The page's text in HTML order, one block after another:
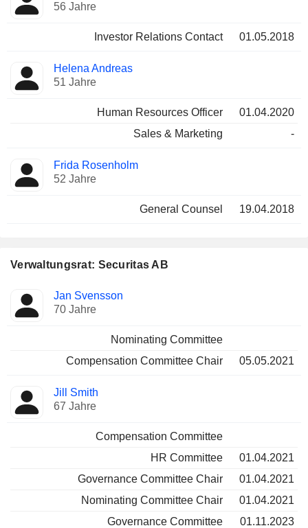
56 Jahre
Investor Relations Contact 01.05.2018
Helena Andreas
51 Jahre
Human Resources Officer
01.04.2020
Sales & Marketing
-
Frida Rosenholm
52 Jahre
General Counsel 19.04.2018
Verwaltungsrat: Securitas AB
Verwaltungsratsmitglied
Jan Svensson
70 Jahre
Nominating Committee
Compensation Committee Chair
05.05.2021
Jill Smith
67 Jahre
Compensation Committee
HR Committee
01.04.2021
Governance Committee Chair
01.04.2021
Nominating Committee Chair
01.04.2021
Governance Committee
01.11.2023